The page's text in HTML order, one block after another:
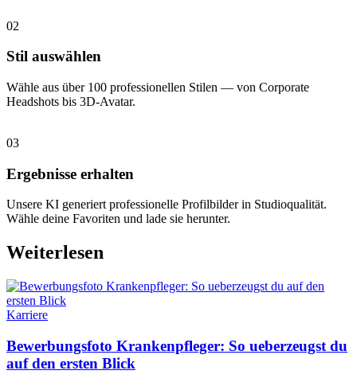
02
Stil auswählen
Wähle aus über 100 professionellen Stilen — von Corporate
Headshots bis 3D-Avatar.
03
Ergebnisse erhalten
Unsere KI generiert professionelle Profilbilder in Studioqualität.
Wähle deine Favoriten und lade sie herunter.
Weiterlesen
Karriere
Bewerbungsfoto Krankenpfleger: So ueberzeugst du
auf den ersten Blick